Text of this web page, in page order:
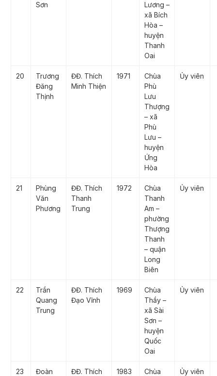
Sơn
Lương –
xã Bích
Hòa –
huyện
Thanh
Oai
20
Trương
Đăng
Thịnh
ĐĐ. Thích
Minh Thiện
1971
Chùa
Phù
Lưu
Thượng
– xã
Phù
Lưu –
huyện
Ứng
Hòa
Ủy viên
21
Phùng
Văn
Phương
ĐĐ. Thích
Thanh
Trung
1972
Chùa
Thanh
Am –
phường
Thượng
Thanh
– quận
Long
Biên
Ủy viên
22
Trần
Quang
Trung
ĐĐ. Thích
Đạo Vĩnh
1969
Chùa
Thầy –
xã Sài
Sơn –
huyện
Quốc
Oai
Ủy viên
23
Đoàn
ĐĐ. Thích
1983
Chùa
Ủy viên